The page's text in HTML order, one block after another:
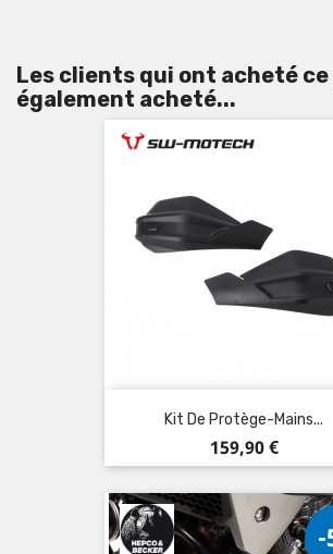
Les clients qui ont acheté
également acheté...
Kit De Protège-Mains...
Prix
159,90 €
-